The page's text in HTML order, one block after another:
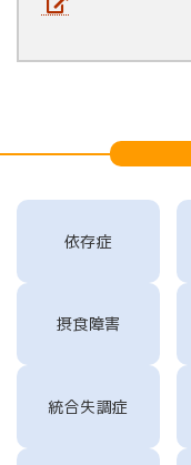
依存症
摂食障害
統合失調症